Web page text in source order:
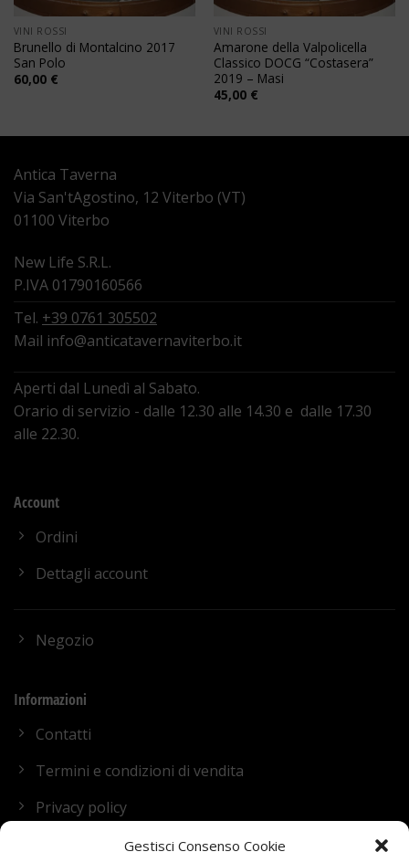
Gestisci Consenso Cookie
VINI ROSSI
Brunello di Montalcino 2017
San Polo
60,00 €
VINI ROSSI
Amarone della Valpolicella
Classico DOCG “Costasera”
2019 – Masi
45,00 €
Antica Taverna
Via San'tAgostino, 12 Viterbo (VT)
01100 Viterbo
New Life S.R.L.
P.IVA 01790160566
Tel. +39 0761 305502
Mail info@anticatavernaviterbo.it
Aperti dal Lunedì al Sabato.
Orario di servizio - dalle 12.30 alle 14.30 e dalle 17.30
alle 22.30.
Account
Ordini
Dettagli account
Negozio
Informazioni
Contatti
Termini e condizioni di vendita
Privacy policy
Cookie policy